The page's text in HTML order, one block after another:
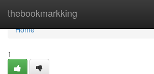
thebookmarkking
Home
Home
1